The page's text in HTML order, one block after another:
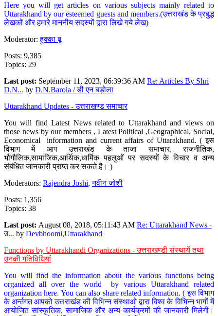
Here you will get articles on various subjects mainly related to
Uttarakhand by our esteemed guests and members.(उत्तराखंड के प्रबुद्ध
लेखकों और हमारे माननीय सदस्यों द्वारा लिखे गये लेख)
Moderator:हुक्का बू
Posts: 9,385
Topics: 29
Last post: September 11, 2023, 06:39:36 AM Re: Articles By Shri
D.N... by D.N.Barola / डी एन बड़ोला
Uttarakhand Updates - उत्तराखण्ड समाचार
You will find Latest News related to Uttarakhand and views on
those news by our members , Latest Political ,Geographical, Social,
Economical information and current affairs of Uttarakhand. ( इस
विभाग में आप उत्तराखंड के ताजा समाचार, राजनीतिक,
भौगौलिक,सामाजिक,आर्थिक,धार्मिक पहलुओं पर सदस्यों के विचार व अन्य
संबंधित जानकारी प्राप्त कर सकते है। )
Moderators: Rajendra Joshi,नवीन जोशी
Posts: 1,356
Topics: 38
Last post: August 08, 2018, 05:11:43 AM Re: Uttarakhand News -
उ... by Devbhoomi,Uttarakhand
Functions by Uttarakhandi Organizations - उत्तराखण्डी संस्थायें तथा
उनकी गतिविधियां
You will find the information about the various functions being
organized all over the world by various Uttarakhand related
organization here. You can also share related information. ( इस विभाग
के अर्न्तगत आपको उत्तराखंड की विभिन्न संस्थाओ द्वारा विश्व के विभिन्न भागों में
आयोजित सांस्कृतिक, सामाजिक और अन्य कार्यक्रमों की जानकारी मिलेगी।